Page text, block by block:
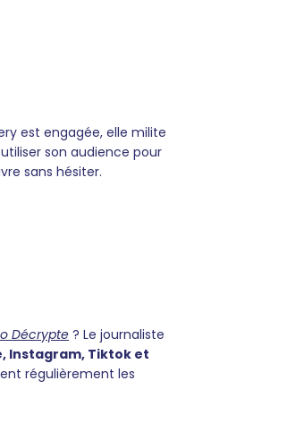
est engagée, elle milite
son audience pour
sans hésiter.
Décrypte ? Le journaliste
Instagram, Tiktok et
régulièrement les